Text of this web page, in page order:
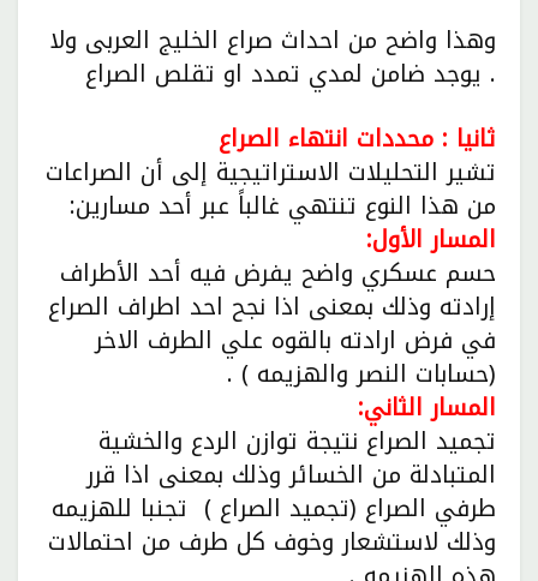
وهذا واضح من احداث صراع الخليج العربى ولا
يوجد ضامن لمدي تمدد او تقلص الصراع .
ثانيا : محددات انتهاء الصراع
تشير التحليلات الاستراتيجية إلى أن الصراعات
من هذا النوع تنتهي غالباً عبر أحد مسارين:
المسار الأول:
حسم عسكري واضح يفرض فيه أحد الأطراف
إرادته وذلك بمعنى اذا نجح احد اطراف الصراع
في فرض ارادته بالقوه علي الطرف الاخر
(حسابات النصر والهزيمه ) .
المسار الثاني:
تجميد الصراع نتيجة توازن الردع والخشية
المتبادلة من الخسائر وذلك بمعنى اذا قرر
طرفي الصراع (تجميد الصراع ) تجنبا للهزيمه
وذلك لاستشعار وخوف كل طرف من احتمالات